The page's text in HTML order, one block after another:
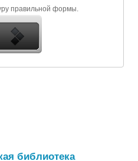
правильной формы.
библиотека